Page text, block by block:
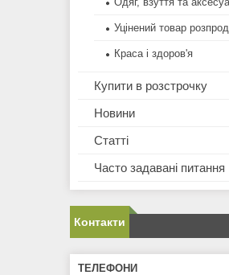
Уцінений товар
Краса і здоров'я
Купити в розстрочку
Новини
Статті
Часто задавані питання
Контакти